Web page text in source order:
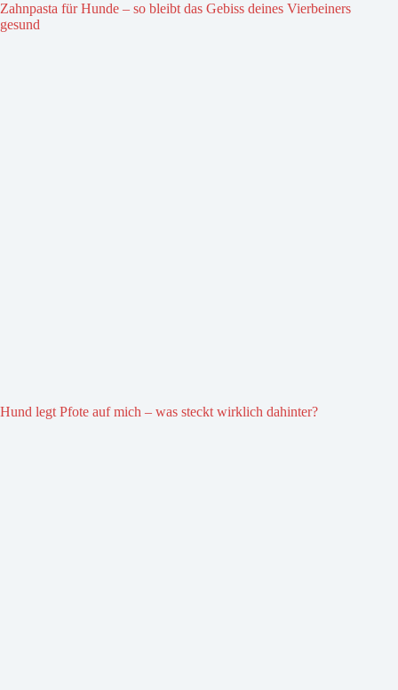
Zahnpasta für Hunde – so bleibt das Gebiss deines Vierbeiners
gesund
Hund legt Pfote auf mich – was steckt wirklich dahinter?